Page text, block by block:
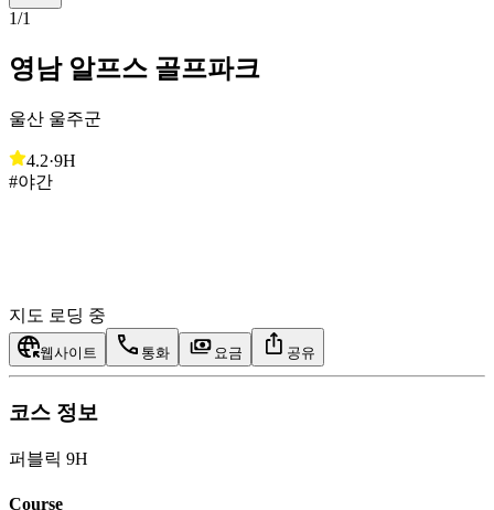
1/1
영남 알프스 골프파크
울산 울주군
4.2·9H
#야간
지도 로딩 중
웹사이트 통화 요금 공유
코스 정보
퍼블릭 9H
Course